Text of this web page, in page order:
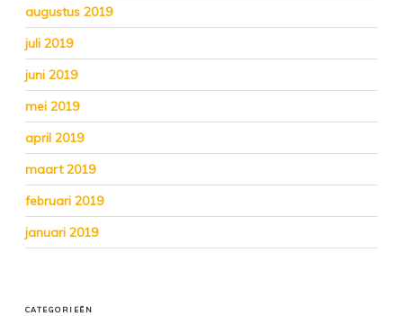
augustus 2019
juli 2019
juni 2019
mei 2019
april 2019
maart 2019
februari 2019
januari 2019
CATEGORIEËN